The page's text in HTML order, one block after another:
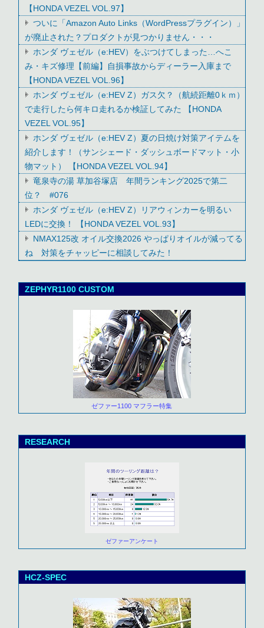
【HONDA VEZEL VOL.97】
ついに「Amazon Auto Links（WordPressプラグイン）」
が廃止された？プロダクトが見つかりません・・・
ホンダ ヴェゼル（e:HEV）をぶつけてしまった…へこ
み・キズ修理【前編】自損事故からディーラー入庫まで
【HONDA VEZEL VOL.96】
ホンダ ヴェゼル（e:HEV Z）ガス欠？（航続距離0ｋｍ）
で走行したら何キロ走れるか検証してみた 【HONDA
VEZEL VOL.95】
ホンダ ヴェゼル（e:HEV Z）夏の日焼け対策アイテムを
紹介します！（サンシェード・ダッシュボードマット・小
物マット） 【HONDA VEZEL VOL.94】
竜泉寺の湯 草加谷塚店 年間ランキング2025で第二
位？ #076
ホンダ ヴェゼル（e:HEV Z）リアウィンカーを明るい
LEDに交換！ 【HONDA VEZEL VOL.93】
NMAX125改 オイル交換2026 やっぱりオイルが減ってる
ね 対策をチャッピーに相談してみた！
ZEPHYR1100 CUSTOM
ゼファー1100 マフラー特集
RESEARCH
ゼファーアンケート
HCZ-SPEC